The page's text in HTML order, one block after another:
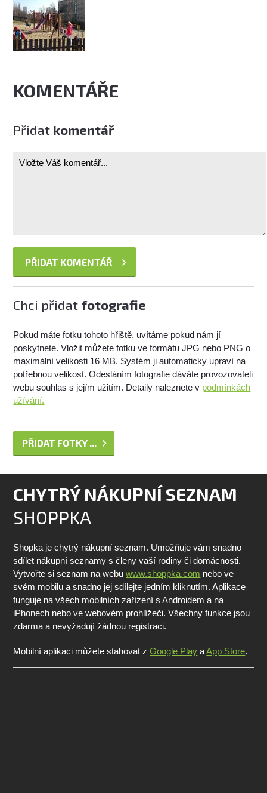
KOMENTÁŘE
Přidat komentář
Chci přidat fotografie
Pokud máte fotku tohoto hřiště, uvítáme pokud nám jí
poskytnete. Vložit můžete fotku ve formátu JPG nebo PNG o
maximální velikosti 16 MB. Systém ji automaticky upraví na
potřebnou velikost. Odesláním fotografie dáváte provozovateli
webu souhlas s jejím užitím. Detaily naleznete v podmínkách
užívání.
PŘIDAT FOTKY ...
CHYTRÝ NÁKUPNÍ SEZNAM
SHOPPKA
Shopka je chytrý nákupní seznam. Umožňuje vám snadno
sdílet nákupní seznamy s členy vaší rodiny či domácnosti.
Vytvořte si seznam na webuwww.shoppka.com nebo ve
svém mobilu a snadno jej sdílejte jedním kliknutím. Aplikace
funguje na všech mobilních zařízení s Androidem a na
iPhonech nebo ve webovém prohlížeči. Všechny funkce jsou
zdarma a nevyžadují žádnou registraci.
Mobilní aplikaci můžete stahovat zGoogle Play aApp Store.